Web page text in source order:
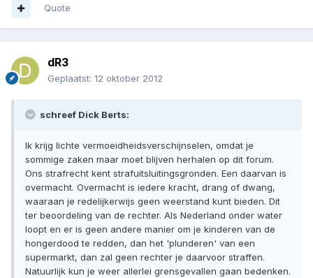
Quote
dR3
Geplaatst: 12 oktober 2012
schreef Dick Berts:
Ik krijg lichte vermoeidheidsverschijnselen, omdat je
sommige zaken maar moet blijven herhalen op dit forum.
Ons strafrecht kent strafuitsluitingsgronden. Een daarvan is
overmacht. Overmacht is iedere kracht, drang of dwang,
waaraan je redelijkerwijs geen weerstand kunt bieden. Dit
ter beoordeling van de rechter. Als Nederland onder water
loopt en er is geen andere manier om je kinderen van de
hongerdood te redden, dan het 'plunderen' van een
supermarkt, dan zal geen rechter je daarvoor straffen.
Natuurlijk kun je weer allerlei grensgevallen gaan bedenken.